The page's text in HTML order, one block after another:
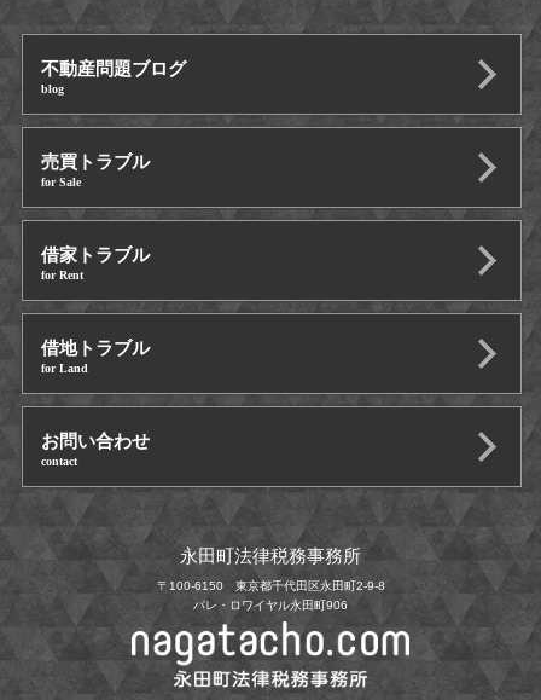
不動産問題ブログ
blog
売買トラブル
for Sale
借家トラブル
for Rent
借地トラブル
for Land
お問い合わせ
contact
永田町法律税務事務所
〒100-6150 東京都千代田区永田町2-9-8
パレ・ロワイヤル永田町906